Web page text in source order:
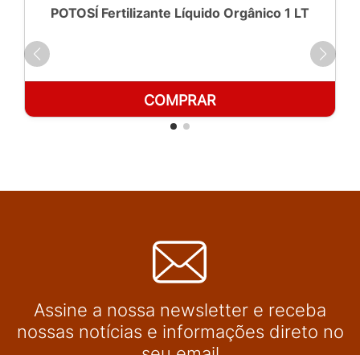
POTOSÍ Fertilizante Líquido Orgânico 1 LT
COMPRAR
Assine a nossa newsletter e receba
nossas notícias e informações direto no